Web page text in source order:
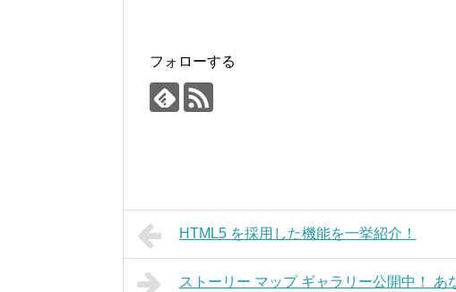
フォローする
HTML5 を採用した機能を一挙紹介！
ストーリー マップ ギャラリー公開中！